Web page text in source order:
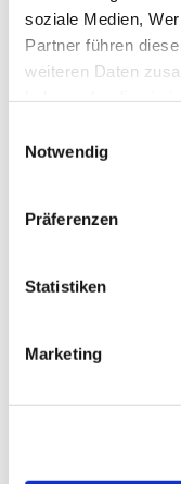
soziale Medien,
Partner führen
weiteren Daten
Notwendig
Präferenzen
Statistiken
Marketing
Auf dieser Website
Feiern
Hingehen